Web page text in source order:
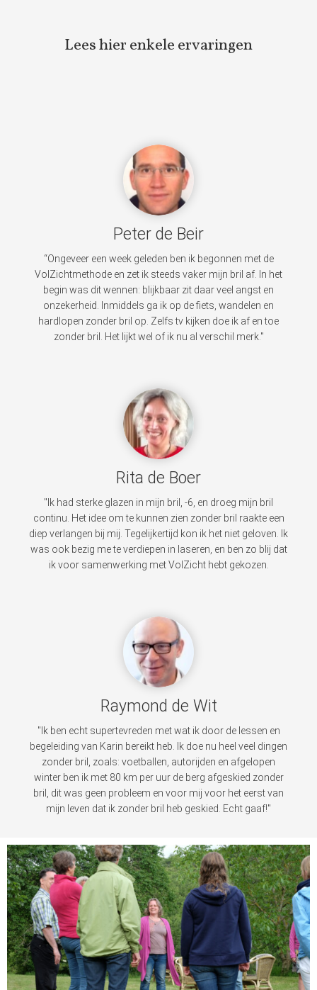
Lees hier enkele ervaringen
Peter de Beir
“Ongeveer een week geleden ben ik begonnen met de
VolZichtmethode en zet ik steeds vaker mijn bril af. In het
begin was dit wennen: blijkbaar zit daar veel angst en
onzekerheid. Inmiddels ga ik op de fiets, wandelen en
hardlopen zonder bril op. Zelfs tv kijken doe ik af en toe
zonder bril. Het lijkt wel of ik nu al verschil merk."
Rita de Boer
"Ik had sterke glazen in mijn bril, -6, en droeg mijn bril
continu. Het idee om te kunnen zien zonder bril raakte een
diep verlangen bij mij. Tegelijkertijd kon ik het niet geloven. Ik
was ook bezig me te verdiepen in laseren, en ben zo blij dat
ik voor samenwerking met VolZicht hebt gekozen.
Raymond de Wit
"Ik ben echt supertevreden met wat ik door de lessen en
begeleiding van Karin bereikt heb. Ik doe nu heel veel dingen
zonder bril, zoals: voetballen, autorijden en afgelopen
winter ben ik met 80 km per uur de berg afgeskied zonder
bril, dit was geen probleem en voor mij voor het eerst van
mijn leven dat ik zonder bril heb geskied. Echt gaaf!"